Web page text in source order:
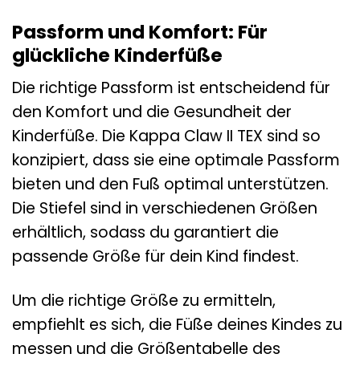
Passform und Komfort: Für
glückliche Kinderfüße
Die richtige Passform ist entscheidend für
den Komfort und die Gesundheit der
Kinderfüße. Die Kappa Claw II TEX sind so
konzipiert, dass sie eine optimale Passform
bieten und den Fuß optimal unterstützen.
Die Stiefel sind in verschiedenen Größen
erhältlich, sodass du garantiert die
passende Größe für dein Kind findest.
Um die richtige Größe zu ermitteln,
empfiehlt es sich, die Füße deines Kindes zu
messen und die Größentabelle des